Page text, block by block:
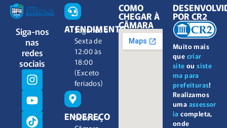
Siga-nos
nas
redes
sociais
ATENDIMENTO
Segunda à
Sexta de
12:00 às
18:00
(Exceto
feriados)
ENDEREÇO
Sede da
COMO
CHEGAR À
CÂMARA
Muito mais
que criar
site ousiste
ma para
prefeituras!
Realizamos
uma assessor
ia completa,
onde
POR CR2